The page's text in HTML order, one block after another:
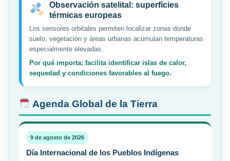
Observación satelital: superficies
térmicas europeas
Los sensores orbitales permiten localizar zonas donde
suelo, vegetación y áreas urbanas acumulan temperaturas
especialmente elevadas.
Por qué importa: facilita identificar islas de calor,
sequedad y condiciones favorables al fuego.
Agenda Global de la Tierra
9 de agosto de 2026
Día Internacional de los Pueblos Indígenas